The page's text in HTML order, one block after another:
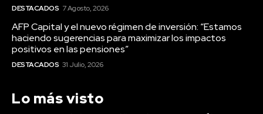
DESTACADOS 7 Agosto, 2026
AFP Capital y el nuevo régimen de inversión: “Estamos
haciendo sugerencias para maximizar los impactos
positivos en las pensiones”
DESTACADOS 31 Julio, 2026
Lo más visto